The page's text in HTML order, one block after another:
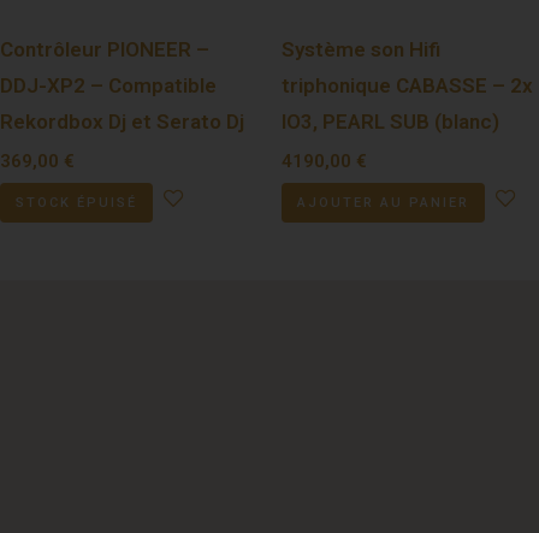
Contrôleur PIONEER –
DDJ-XP2 – Compatible
Rekordbox Dj et Serato Dj
369,00 €
STOCK ÉPUISÉ
Système son Hifi
triphonique CABASSE – 2x
IO3, PEARL SUB (blanc)
4190,00 €
AJOUTER AU PANIER